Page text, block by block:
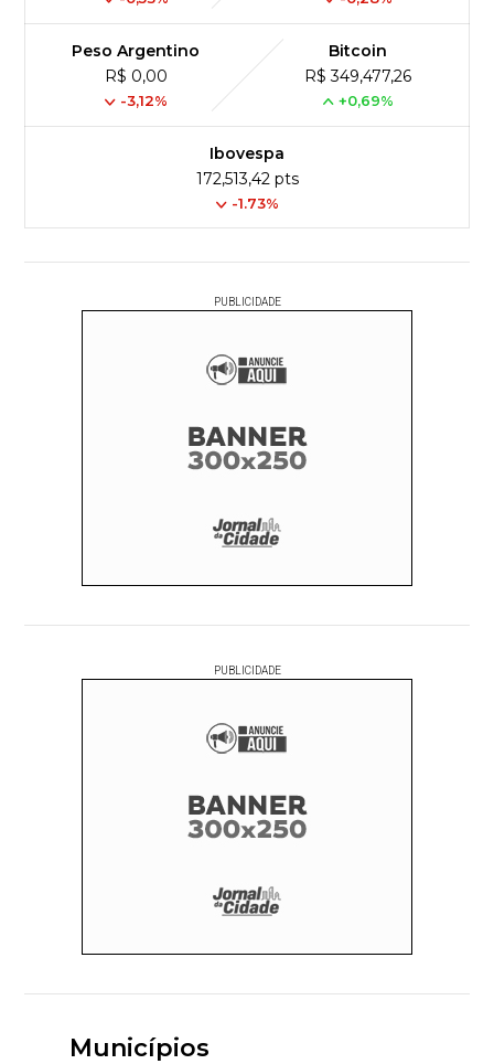
Peso Argentino
R$ 0,00
-3,12%
Bitcoin
R$ 349,477,26
+0,69%
Ibovespa
172,513,42 pts
-1.73%
PUBLICIDADE
PUBLICIDADE
Municípios